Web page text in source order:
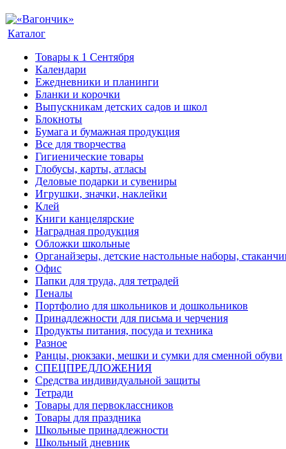
Каталог
Товары к 1 Сентября
Календари
Ежедневники и планинги
Бланки и корочки
Выпускникам детских садов и школ
Блокноты
Бумага и бумажная продукция
Все для творчества
Гигиенические товары
Глобусы, карты, атласы
Деловые подарки и сувениры
Игрушки, значки, наклейки
Клей
Книги канцелярские
Наградная продукция
Обложки школьные
Органайзеры, детские настольные наборы,
Офис
Папки для труда, для тетрадей
Пеналы
Портфолио для школьников и дошкольников
Принадлежности для письма и черчения
Продукты питания, посуда и техника
Разное
Ранцы, рюкзаки, мешки и сумки для сменной обуви
СПЕЦПРЕДЛОЖЕНИЯ
Средства индивидуальной защиты
Тетради
Товары для первоклассников
Товары для праздника
Школьные принадлежности
Школьный дневник